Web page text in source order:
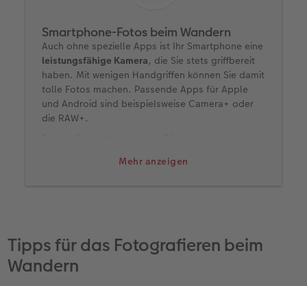
Mehr anzeigen
Smartphone-Fotos beim Wandern
Auch ohne spezielle Apps ist Ihr Smartphone eine
leistungsfähige Kamera, die Sie stets griffbereit
haben. Mit wenigen Handgriffen können Sie damit
tolle Fotos machen. Passende Apps für Apple
und Android sind beispielsweise Camera+ oder
die RAW+.
länger auf den Bildschirm drücken, können Sie
Tipps für das Fotografieren beim
Wandern